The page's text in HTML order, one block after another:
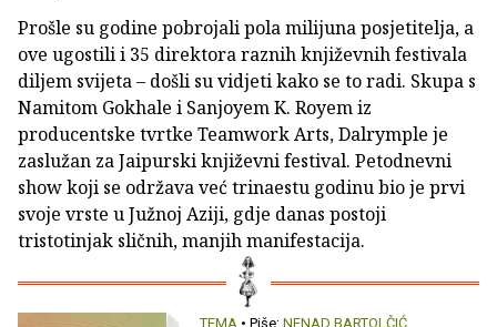
Prošle su godine pobrojali pola milijuna posjetitelja, a
ove ugostili i 35 direktora raznih književnih festivala
diljem svijeta – došli su vidjeti kako se to radi. Skupa s
Namitom Gokhale i Sanjoyem K. Royem iz
producentske tvrtke Teamwork Arts, Dalrymple je
zaslužan za Jaipurski književni festival. Petodnevni
show koji se održava već trinaestu godinu bio je prvi
svoje vrste u Južnoj Aziji, gdje danas postoji
tristotinjak sličnih, manjih manifestacija.
TEMA • Piše: NENAD BARTOLČIĆ